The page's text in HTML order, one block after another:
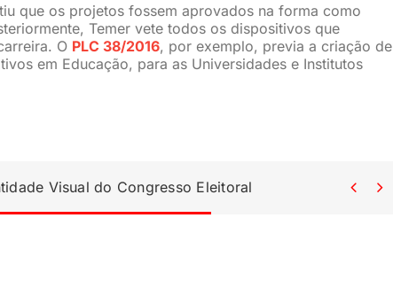
que os projetos fossem aprovados na forma como
Temer vete todos os dispositivos que
O PLC 38/2016, por exemplo, previa a criação de
em Educação, para as Universidades e Institutos
Visual do Congresso Eleitoral  